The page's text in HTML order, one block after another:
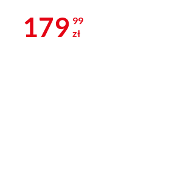
Cena 179,99
179 99
zł